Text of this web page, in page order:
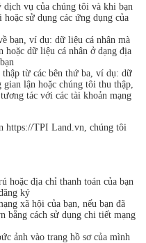
vụ của chúng tôi và khi bạn
sử dụng các ứng dụng của
bạn, ví dụ: dữ liệu cá nhân mà
hoặc dữ liệu cá nhân ở dạng địa
từ các bên thứ ba, ví dụ: dữ
lận hoặc chúng tôi thu thập,
tác với các tài khoản mạng
https://TPI Land.vn, chúng tôi
hoặc địa chỉ thanh toán của bạn
ký
xã hội của bạn, nếu bạn đã
bằng cách sử dụng chi tiết mạng
ảnh vào trang hồ sơ của mình